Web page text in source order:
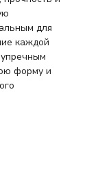
для
каждой
форму и